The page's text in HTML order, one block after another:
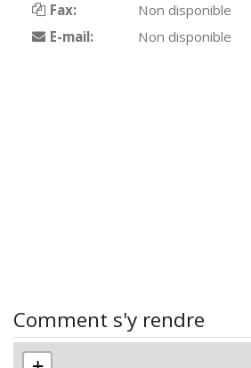
Fax:
Non disponible
E-mail:
Non disponible
Comment s'y rendre